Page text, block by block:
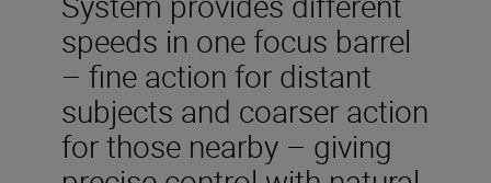
speeds in one focus barrel
– fine action for distant
subjects and coarser action
for those nearby – giving